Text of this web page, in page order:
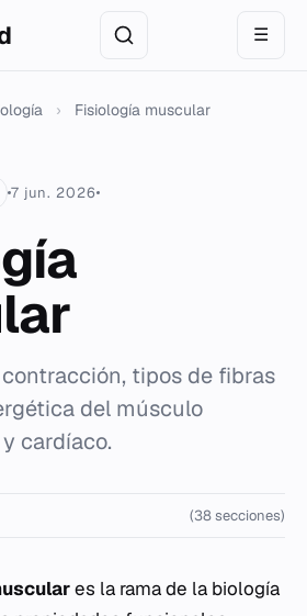
☰
› Fisiología muscular
7 jun. 2026
tipos de fibras
del músculo
cardíaco.
(38 secciones)
es la rama de la biología